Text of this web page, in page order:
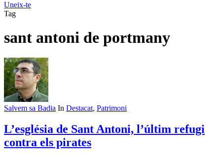
Uneix-te
Tag
sant antoni de portmany
Salvem sa Badia In Destacat, Patrimoni
L’església de Sant Antoni, l’últim refugi
contra els pirates